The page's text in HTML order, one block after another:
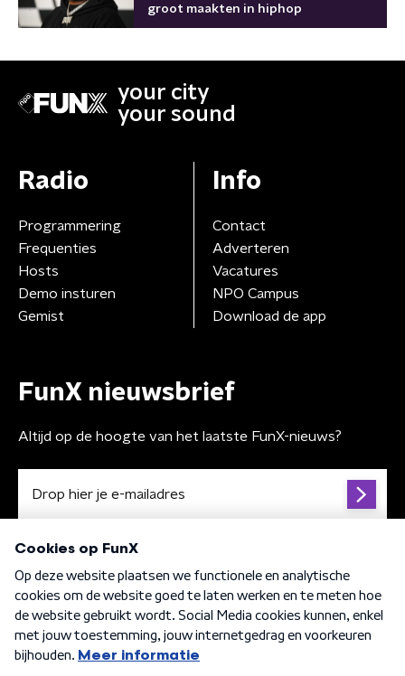
groot maakten in hiphop
your city
your sound
Radio
Programmering
Frequenties
Hosts
Demo insturen
Gemist
Info
Contact
Adverteren
Vacatures
NPO Campus
Download de app
FunX nieuwsbrief
Altijd op de hoogte van het laatste FunX-nieuws?
Algemene voorwaarden Privacybeleid